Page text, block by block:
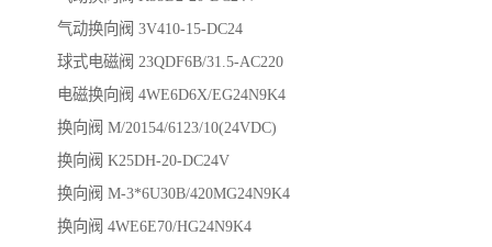
气动换向阀 3V410-15-DC24
球式电磁阀 23QDF6B/31.5-AC220
电磁换向阀 4WE6D6X/EG24N9K4
换向阀 M/20154/6123/10(24VDC)
换向阀 K25DH-20-DC24V
换向阀 M-3*6U30B/420MG24N9K4
换向阀 4WE6E70/HG24N9K4